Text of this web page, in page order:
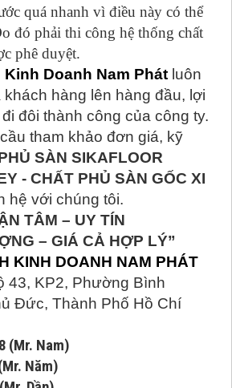
quá nhanh vì điều này có thể
đó phải thi công hệ thống chất
phê duyệt.
Kinh Doanh Nam Phát luôn
khách hàng lên hàng đầu, lợi
đôi thành công của công ty.
tham khảo đơn giá, kỹ
SÀN SIKAFLOOR
- CHẤT PHỦ SÀN GỐC XI
hệ với chúng tôi.
TÂM – UY TÍN
– GIÁ CẢ HỢP LÝ”
KINH DOANH NAM PHÁT
43, KP2, Phường Bình
Đức, Thành Phố Hồ Chí
(Mr. Nam)
Năm)